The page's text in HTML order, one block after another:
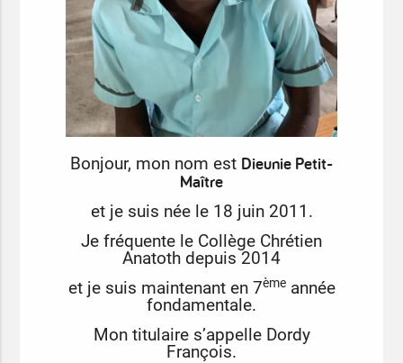
Bonjour, mon nom est Dieunie Petit-
Maître
et je suis née le 18 juin 2011.
Je fréquente le Collège Chrétien
Anatoth depuis 2014
et je suis maintenant en 7èmeannée
fondamentale.
Mon titulaire s’appelle Dordy
François.